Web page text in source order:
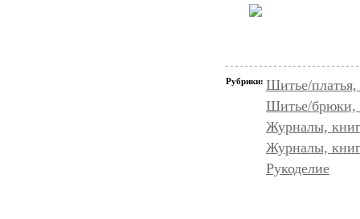
Рубрики: Шитье/платья,
Шитье/брюки,
Журналы,
Журналы,
Рукоделие